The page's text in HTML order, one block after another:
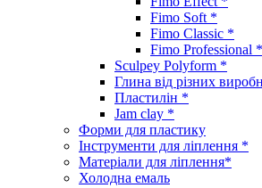
Fimo Soft *
Fimo Classic *
Fimo Professional *
Sculpey Polyform *
Глина від різних
Пластилін *
Jam clay *
Форми для пластику
Інструменти для ліплення *
Матеріали для ліплення*
Холодна емаль